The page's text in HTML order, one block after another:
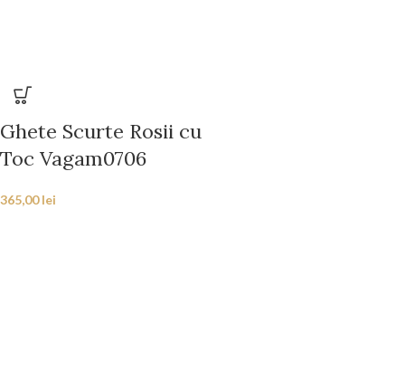
Ghete Scurte Rosii cu
Toc Vagam0706
365,00lei